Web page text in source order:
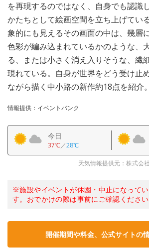
を再現するのではなく、自身でも認識
かたちとして絵画空間を立ち上げてい
象的にも見えるその画面の中は、幾層
色彩が編み込まれているかのような、
る、または小さく消え入りそうな、繊
現れている。自身が世界をどう受け止
ながら描く中小路の新作約18点を紹介。
情報提供：イベントバンク
今日
37℃／28℃
天気情報提供元：株式会
※施設やイベントが休園・中止になって
す。おでかけの際は事前にご確認ください
開催期間や料金、公式サイトの